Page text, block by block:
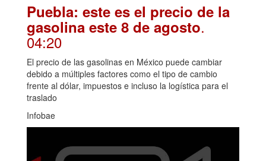
Puebla: este es el precio de la
gasolina este 8 de agosto.
04:20
El precio de las gasolinas en México puede cambiar
debido a múltiples factores como el tipo de cambio
frente al dólar, impuestos e incluso la logística para el
traslado
Infobae